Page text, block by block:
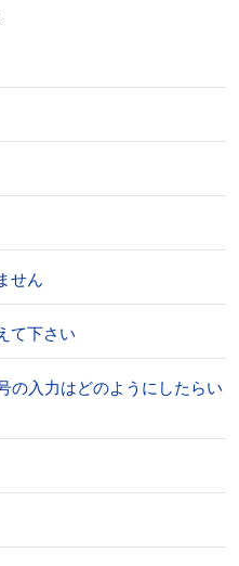
せん
て下さい
の入力はどのようにしたらい